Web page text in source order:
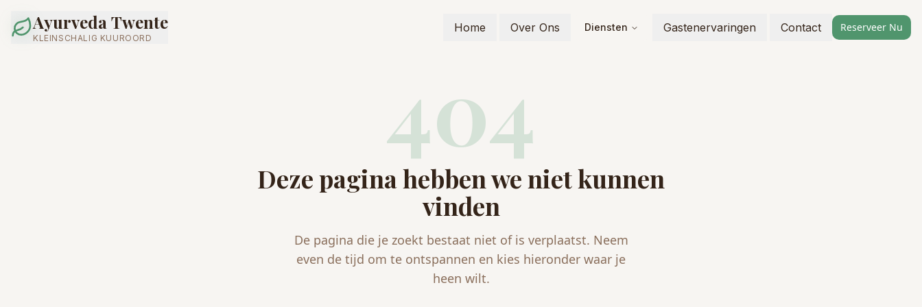
Ayurveda Twente
KLEINSCHALIG KUUROORD
Home Over Ons Diensten Gastenervaringen Contact Reserveer Nu
404
Deze pagina hebben we niet kunnen
vinden
De pagina die je zoekt bestaat niet of is verplaatst. Neem
even de tijd om te ontspannen en kies hieronder waar je
heen wilt.